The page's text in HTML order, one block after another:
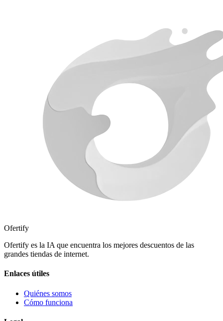
Ofertify
Ofertify es la IA que encuentra los mejores descuentos de las
grandes tiendas de internet.
Enlaces útiles
Quiénes somos
Cómo funciona